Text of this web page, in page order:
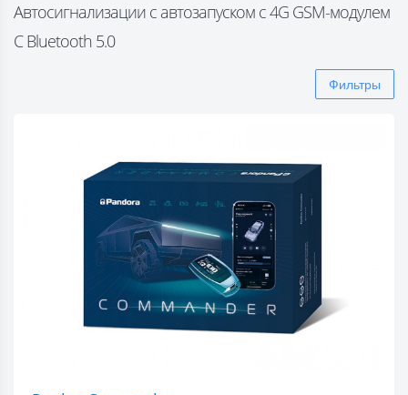
Автосигнализации с автозапуском с 4G GSM-модулем
С Bluetooth 5.0
Фильтры